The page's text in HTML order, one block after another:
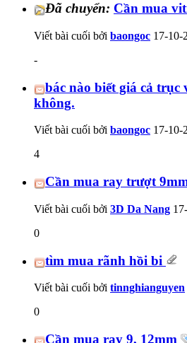
Đã chuyển: Cần mua
Viết bài cuối bởi baongoc 17-10-
-
bác nào biết giá cả
không.
Viết bài cuối bởi baongoc 17-10-
4
Cần mua ray trượt
Viết bài cuối bởi 3D Da Nang
0
tìm mua rãnh hồi bi
Viết bài cuối bởi tinnghianguyen
0
Cần mua ray 9, 12mm